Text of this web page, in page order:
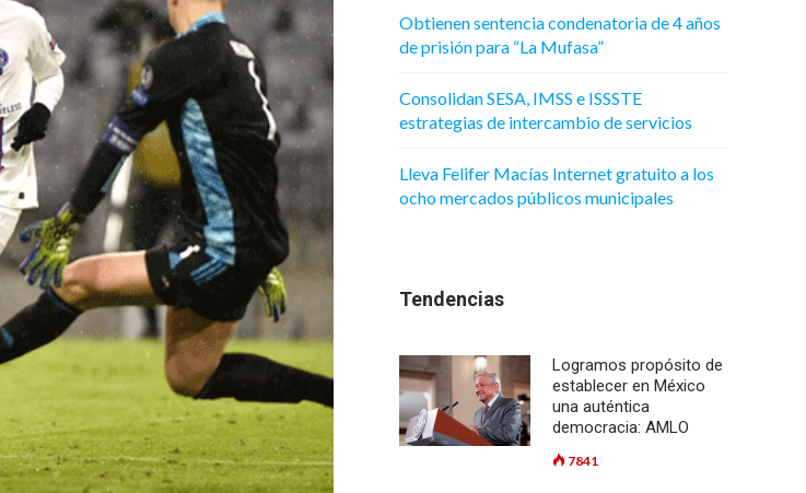
Obtienen sentencia condenatoria de 4 años
de prisión para “La Mufasa”
Consolidan SESA, IMSS e ISSSTE
estrategias de intercambio de servicios
Lleva Felifer Macías Internet gratuito a los
ocho mercados públicos municipales
Tendencias
Logramos propósito de
establecer en México
una auténtica
democracia: AMLO
7841